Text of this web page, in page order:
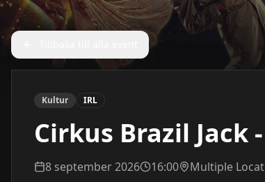
Kultur IRL
Cirkus Brazil Jack
8 september 2026 16:00 Multiple